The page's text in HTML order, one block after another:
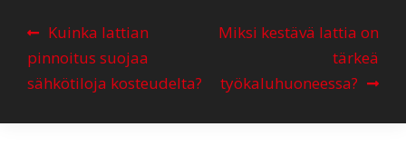
A
r
t
Kuinka lattian
pinnoitus suojaa
sähkötiloja kosteudelta?
Miksi kestävä lattia on
tärkeä
työkaluhuoneessa?